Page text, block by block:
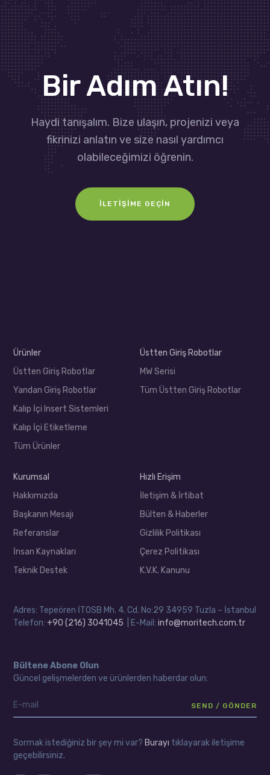
Bir Adım Atın!
Haydi tanışalım. Bize ulaşın, projenizi veya
fikrinizi anlatın ve size nasıl yardımcı
olabileceğimizi öğrenin.
İLETIŞIME GEÇIN
Ürünler
Üstten Giriş Robotlar
Yandan Giriş Robotlar
Kalıp İçi Insert Sistemleri
Kalıp İçi Etiketleme
Tüm Ürünler
Üstten Giriş Robotlar
MW Serisi
Tüm Üstten Giriş Robotlar
Kurumsal
Hakkımızda
Başkanın Mesajı
Referanslar
İnsan Kaynakları
Teknik Destek
Hızlı Erişim
İletişim & İrtibat
Bülten & Haberler
Gizlilik Politikası
Çerez Politikası
K.V.K. Kanunu
Adres: Tepeören İTOSB Mh. 4. Cd. No:29 34959 Tuzla – İstanbul
Telefon:+90 (216) 3041045 | E-Mail:info@moritech.com.tr
Bültene Abone Olun
Güncel gelişmelerden ve ürünlerden haberdar olun:
Sormak istediğiniz bir şey mi var? Burayı tıklayarak iletişime
geçebilirsiniz.